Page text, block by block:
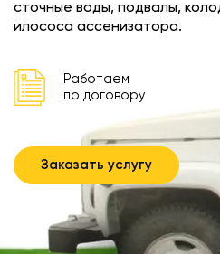
сточные воды, подвалы,
илососа ассенизатора.
Работаем
по договору
Заказать услугу